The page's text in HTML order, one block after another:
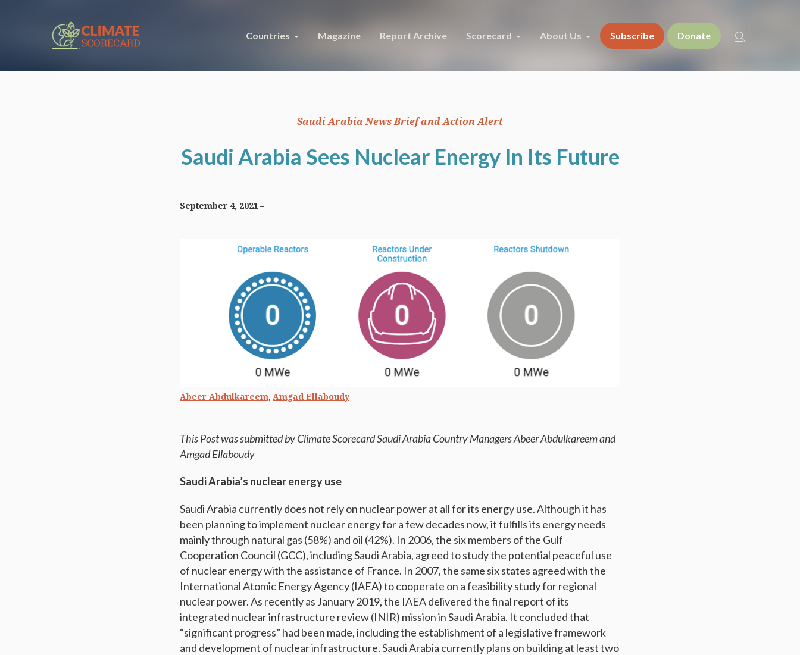
Countries Magazine Report Archive Scorecard About Us Subscribe Donate
Saudi Arabia News Brief and Action Alert
Saudi Arabia Sees Nuclear Energy In Its Future
September 4, 2021
Abeer Abdulkareem, Amgad Ellaboudy
This Post was submitted by Climate Scorecard Saudi Arabia Country Managers Abeer Abdulkareem and
Amgad Ellaboudy
Saudi Arabia’s nuclear energy use
Saudi Arabia currently does not rely on nuclear power at all for its energy use. Although it has
been planning to implement nuclear energy for a few decades now, it fulfills its energy needs
mainly through natural gas (58%) and oil (42%). In 2006, the six members of the Gulf
Cooperation Council (GCC), including Saudi Arabia, agreed to study the potential peaceful use
of nuclear energy with the assistance of France. In 2007, the same six states agreed with the
International Atomic Energy Agency (IAEA) to cooperate on a feasibility study for regional
nuclear power. As recently as January 2019, the IAEA delivered the final report of its
integrated nuclear infrastructure review (INIR) mission in Saudi Arabia. It concluded that
“significant progress” had been made, including the establishment of a legislative framework
and development of nuclear infrastructure. Saudi Arabia currently plans on building at least two